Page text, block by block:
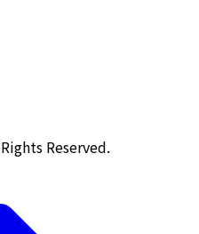
Reserved.